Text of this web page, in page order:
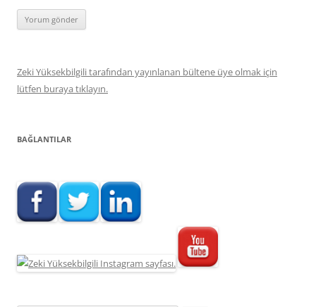
Zeki Yüksekbilgili tarafından yayınlanan bültene üye olmak için
lütfen buraya tıklayın.
BAĞLANTILAR